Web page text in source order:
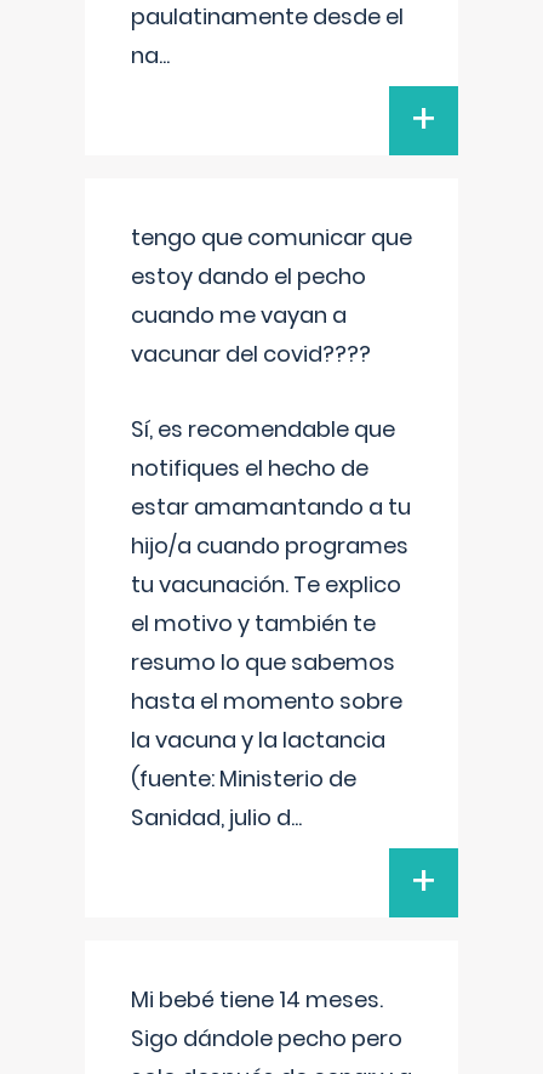
paulatinamente desde el
na...
+
tengo que comunicar que
estoy dando el pecho
cuando me vayan a
vacunar del covid????
Sí, es recomendable que
notifiques el hecho de
estar amamantando a tu
hijo/a cuando programes
tu vacunación. Te explico
el motivo y también te
resumo lo que sabemos
hasta el momento sobre
la vacuna y la lactancia
(fuente: Ministerio de
Sanidad, julio d...
+
Mi bebé tiene 14 meses.
Sigo dándole pecho pero